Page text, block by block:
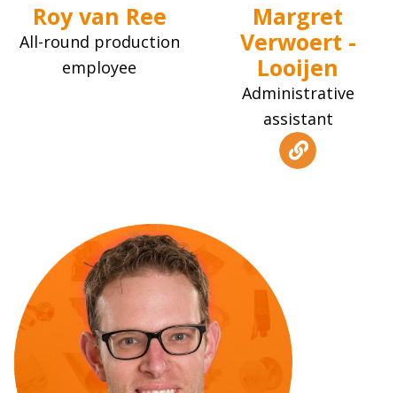
Roy van Ree
All-round production
employee
Margret
Verwoert -
Looijen
Administrative
assistant